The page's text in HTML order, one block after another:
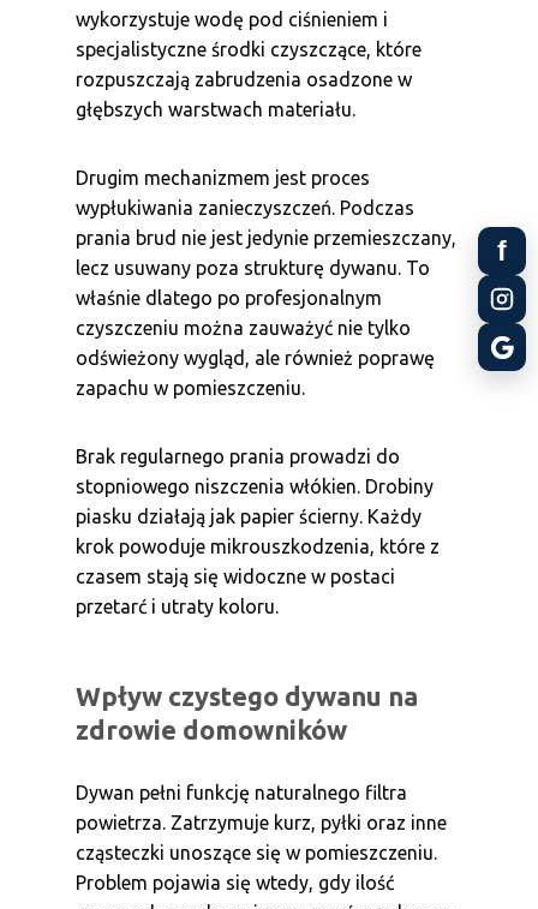
wykorzystuje wodę pod ciśnieniem i
specjalistyczne środki czyszczące, które
rozpuszczają zabrudzenia osadzone w
głębszych warstwach materiału.
Drugim mechanizmem jest proces
wypłukiwania zanieczyszczeń. Podczas
prania brud nie jest jedynie przemieszczany,
lecz usuwany poza strukturę dywanu. To
właśnie dlatego po profesjonalnym
czyszczeniu można zauważyć nie tylko
odświeżony wygląd, ale również poprawę
zapachu w pomieszczeniu.
Brak regularnego prania prowadzi do
stopniowego niszczenia włókien. Drobiny
piasku działają jak papier ścierny. Każdy
krok powoduje mikrouszkodzenia, które z
czasem stają się widoczne w postaci
przetarć i utraty koloru.
Wpływ czystego dywanu na
zdrowie domowników
Dywan pełni funkcję naturalnego filtra
powietrza. Zatrzymuje kurz, pyłki oraz inne
cząsteczki unoszące się w pomieszczeniu.
Problem pojawia się wtedy, gdy ilość
f